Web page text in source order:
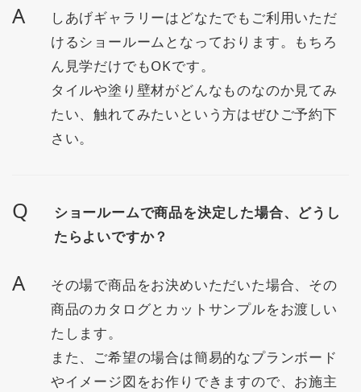
A
しあげギャラリーはどなたでもご利用いただ
けるショールームとなっております。もちろ
ん見学だけでもOKです。
タイルや塗り壁材がどんなものなのか見てみ
たい、触れてみたいという方はぜひご予約下
さい。
Q
ショールームで商品を決定した場合、どうし
たらよいですか？
A
その場で商品をお決めいただいた場合、その
商品のカタログとカットサンプルをお渡しい
たします。
また、ご希望の場合は簡易的なプランボード
やイメージ図をお作りできますので、お施主